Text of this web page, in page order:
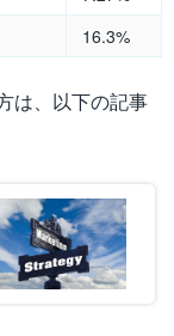
16.3%
は、以下の記事